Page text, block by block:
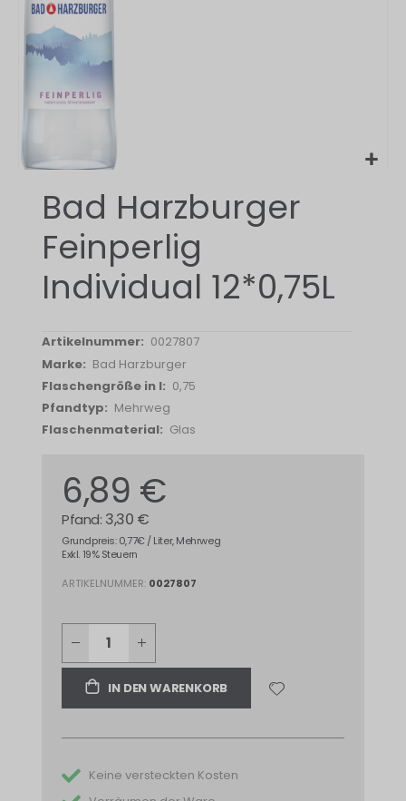
Anfang
Bildergalerie
springen
Bad Harzburger
Feinperlig
Individual 12*0,75L
0027807
Bad Harzburger
0,75
Mehrweg
Glas
6,89 €
Grundpreis: 0,77€ / Liter, Mehrweg
3,30 €
Exkl. 19% Steuern
ARTIKELNUMMER 0027807
IN DEN WARENKORB
Keine versteckten Kosten